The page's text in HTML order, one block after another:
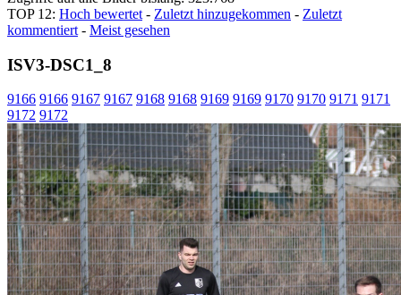
TOP 12: Hoch bewertet - Zuletzt hinzugekommen - Zuletzt
kommentiert - Meist gesehen
ISV3-DSC1_8
9166 9166 9167 9167 9168 9168 9169 9169 9170 9170 9171 9171
9172 9172